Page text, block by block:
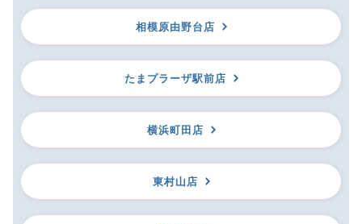
相模原由野台店
たまプラーザ駅前店
横浜町田店
東村山店